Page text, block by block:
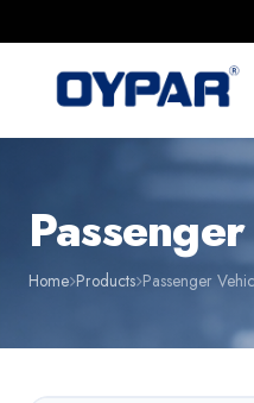
Home Products Passenger